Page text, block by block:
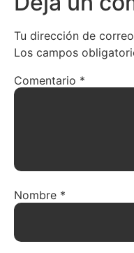
Tu dirección de
Los campos
Comentario *
Nombre *